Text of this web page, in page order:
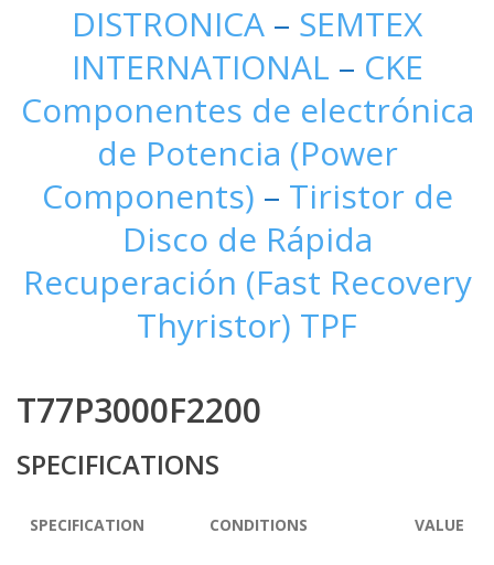
DISTRONICA – SEMTEX
INTERNATIONAL – CKE
Componentes de electrónica
de Potencia (Power
Components) – Tiristor de
Disco de Rápida
Recuperación (Fast Recovery
Thyristor) TPF
T77P3000F2200
SPECIFICATIONS
SPECIFICATION CONDITIONS VALUE